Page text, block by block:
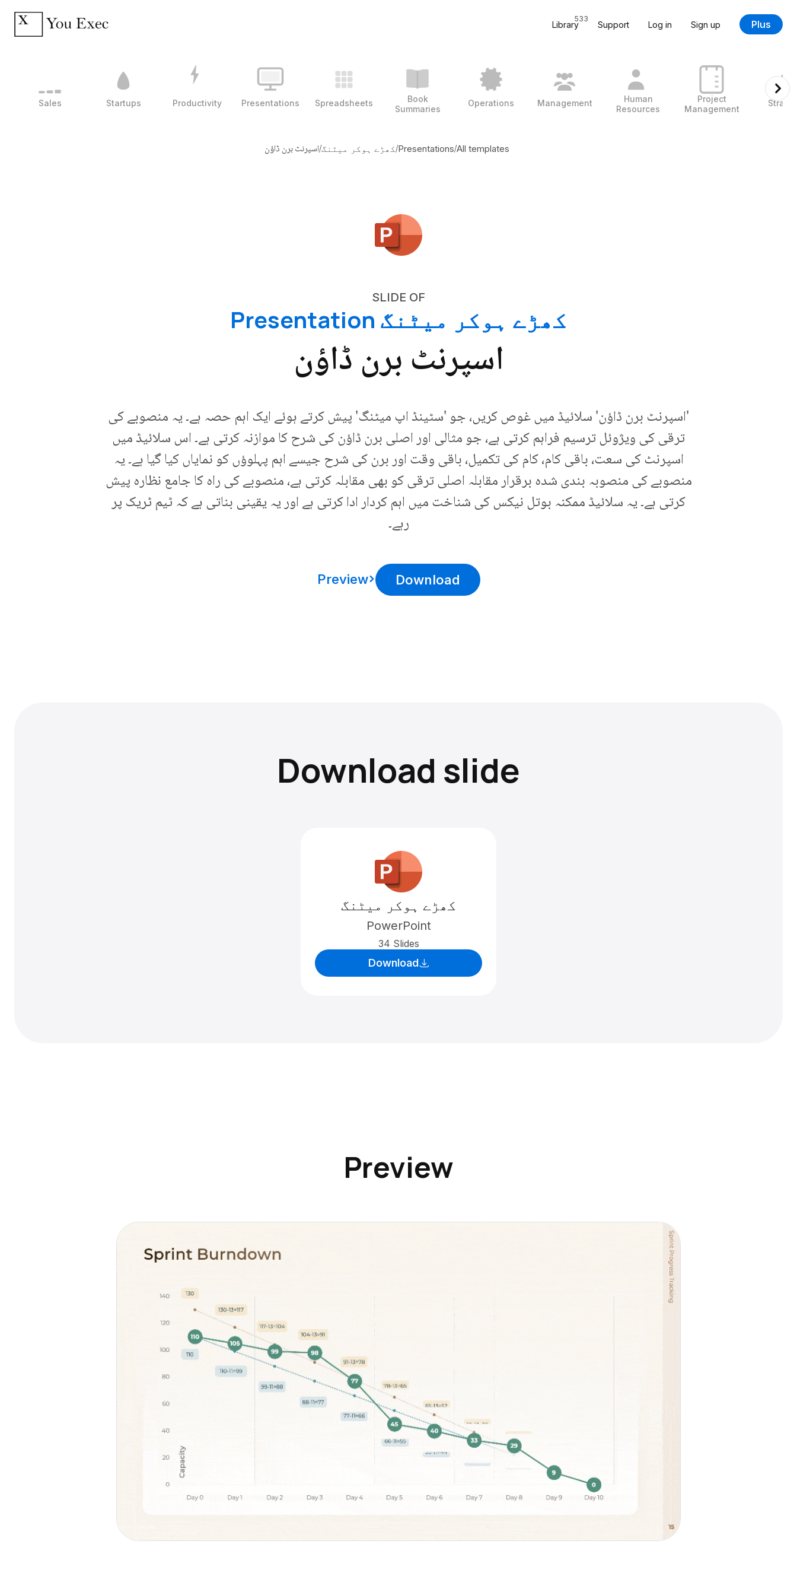
Library
533
Support Log in Sign up Plus
Sales Startups Productivity Presentations Spreadsheets
Book
Summaries
Operations Management
Human
Resources
Project
Management
All templates
/
Presentations
/کھڑے ہوکر میٹنگ/اسپرنٹ برن ڈاؤن
SLIDE OF
کھڑے ہوکر میٹنگ Presentation
اسپرنٹ برن ڈاؤن
'اسپرنٹ برن ڈاؤن' سلائیڈ میں غوص کریں، جو 'سٹینڈ اپ میٹنگ' پیش کرتے ہوئے ایک اہم حصہ ہے۔ یہ منصوبے کی
ترقی کی ویژوئل ترسیم فراہم کرتی ہے، جو مثالی اور اصلی برن ڈاؤن کی شرح کا موازنہ کرتی ہے۔ اس سلائیڈ میں
اسپرنٹ کی سعت، باقی کام، کام کی تکمیل، باقی وقت اور برن کی شرح جیسے اہم پہلوؤں کو نمایاں کیا گیا ہے۔ یہ
منصوبے کی منصوبہ بندی شدہ برقرار مقابلہ اصلی ترقی کو بھی مقابلہ کرتی ہے، منصوبے کی راہ کا جامع نظارہ پیش
کرتی ہے۔ یہ سلائیڈ ممکنہ بوتل نیکس کی شناخت میں اہم کردار ادا کرتی ہے اور یہ یقینی بناتی ہے کہ ٹیم ٹریک پر
رہے۔
Download
Preview
Download slide
کھڑے ہوکر میٹنگ
PowerPoint
34 Slides
Download
Preview